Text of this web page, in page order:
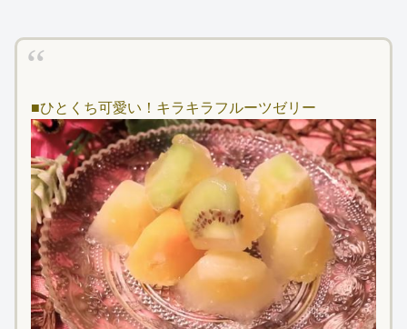
■ひとくち可愛い！キラキラフルーツゼリー